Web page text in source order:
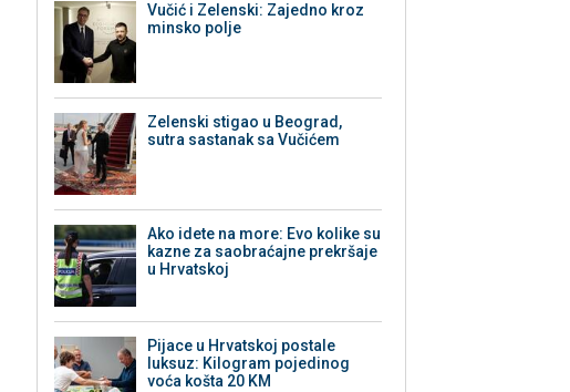
Vučić i Zelenski: Zajedno kroz
minsko polje
Zelenski stigao u Beograd,
sutra sastanak sa Vučićem
Ako idete na more: Evo kolike su
kazne za saobraćajne prekršaje
u Hrvatskoj
Pijace u Hrvatskoj postale
luksuz: Kilogram pojedinog
voća košta 20 KM